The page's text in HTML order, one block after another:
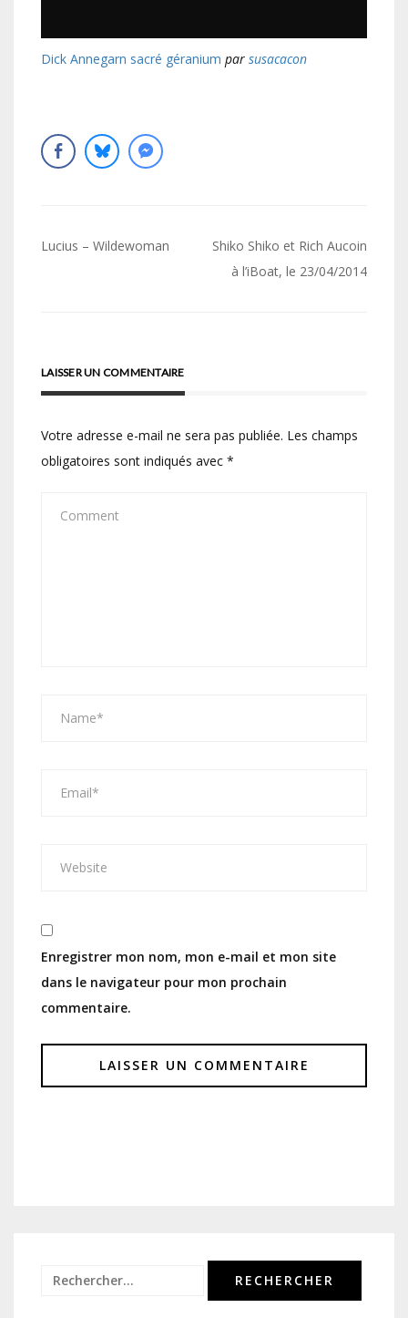
Dick Annegarn sacré géranium par susacacon
Navigation
Lucius – Wildewoman
Shiko Shiko et Rich Aucoin
à l’iBoat, le 23/04/2014
LAISSER UN COMMENTAIRE
Votre adresse e-mail ne sera pas publiée. Les champs
obligatoires sont indiqués avec *
Enregistrer mon nom, mon e-mail et mon site
dans le navigateur pour mon prochain
commentaire.
Rechercher :